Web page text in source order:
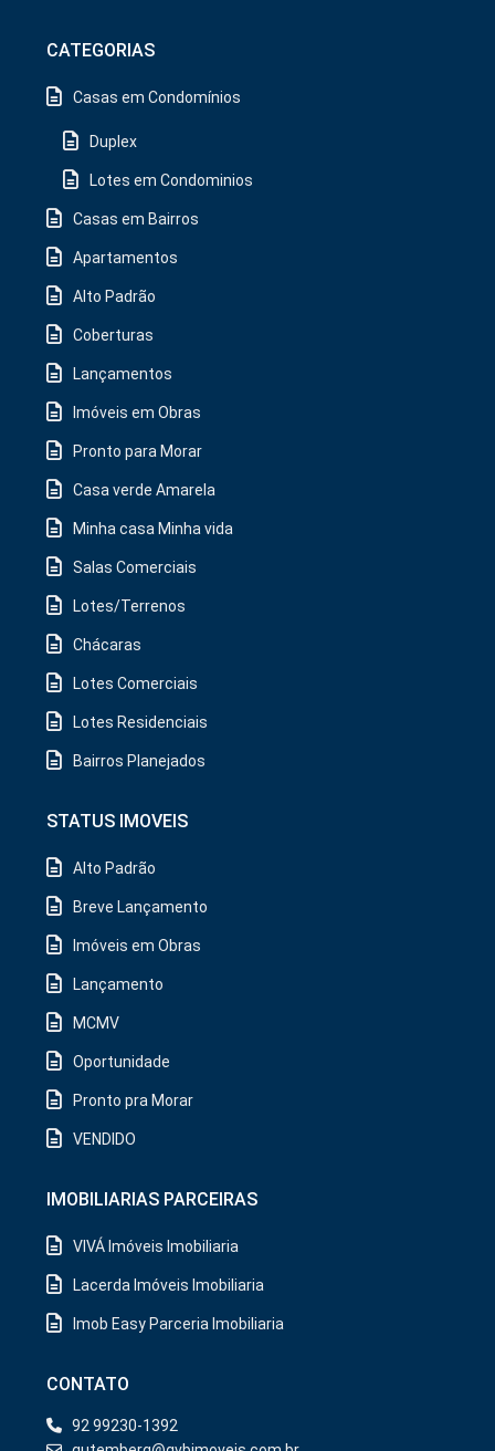
CATEGORIAS
Casas em Condomínios
Duplex
Lotes em Condominios
Casas em Bairros
Apartamentos
Alto Padrão
Coberturas
Lançamentos
Imóveis em Obras
Pronto para Morar
Casa verde Amarela
Minha casa Minha vida
Salas Comerciais
Lotes/Terrenos
Chácaras
Lotes Comerciais
Lotes Residenciais
Bairros Planejados
STATUS IMOVEIS
Alto Padrão
Breve Lançamento
Imóveis em Obras
Lançamento
MCMV
Oportunidade
Pronto pra Morar
VENDIDO
IMOBILIARIAS PARCEIRAS
VIVÁ Imóveis Imobiliaria
Lacerda Imóveis Imobiliaria
Imob Easy Parceria Imobiliaria
CONTATO
92 99230-1392